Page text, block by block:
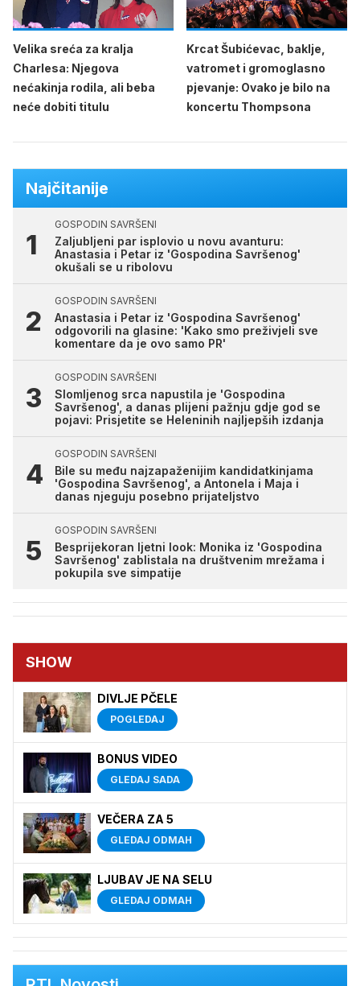
Velika sreća za kralja
Charlesa: Njegova
nećakinja rodila, ali beba
neće dobiti titulu
Krcat Šubićevac, baklje,
vatromet i gromoglasno
pjevanje: Ovako je bilo na
koncertu Thompsona
Najčitanije
GOSPODIN SAVRŠENI
Zaljubljeni par isplovio u novu avanturu:
Anastasia i Petar iz 'Gospodina Savršenog'
okušali se u ribolovu
GOSPODIN SAVRŠENI
Anastasia i Petar iz 'Gospodina Savršenog'
odgovorili na glasine: 'Kako smo preživjeli sve
komentare da je ovo samo PR'
GOSPODIN SAVRŠENI
Slomljenog srca napustila je 'Gospodina
Savršenog', a danas plijeni pažnju gdje god se
pojavi: Prisjetite se Heleninih najljepših izdanja
GOSPODIN SAVRŠENI
Bile su među najzapaženijim kandidatkinjama
'Gospodina Savršenog', a Antonela i Maja i
danas njeguju posebno prijateljstvo
GOSPODIN SAVRŠENI
Besprijekoran ljetni look: Monika iz 'Gospodina
Savršenog' zablistala na društvenim mrežama i
pokupila sve simpatije
SHOW
DIVLJE PČELE
POGLEDAJ
BONUS VIDEO
GLEDAJ SADA
VEČERA ZA 5
GLEDAJ ODMAH
LJUBAV JE NA SELU
GLEDAJ ODMAH